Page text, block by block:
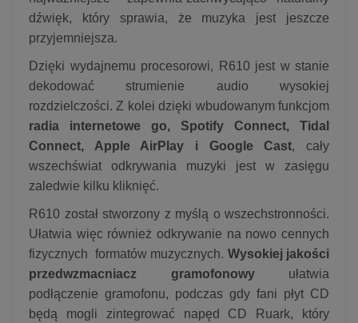
dźwięk, który sprawia, że muzyka jest jeszcze
przyjemniejsza.
Dzięki wydajnemu procesorowi, R610 jest w stanie
dekodować strumienie audio wysokiej
rozdzielczości. Z kolei dzięki wbudowanym funkcjom
radia internetowe go, Spotify Connect, Tidal
Connect, Apple AirPlay i Google Cast, cały
wszechświat odkrywania muzyki jest w zasięgu
zaledwie kilku kliknięć.
R610 został stworzony z myślą o wszechstronności.
Ułatwia więc również odkrywanie na nowo cennych
fizycznych formatów muzycznych. Wysokiej jakości
przedwzmacniacz gramofonowyułatwia
podłączenie gramofonu, podczas gdy fani płyt CD
będą mogli zintegrować napęd CD Ruark, który